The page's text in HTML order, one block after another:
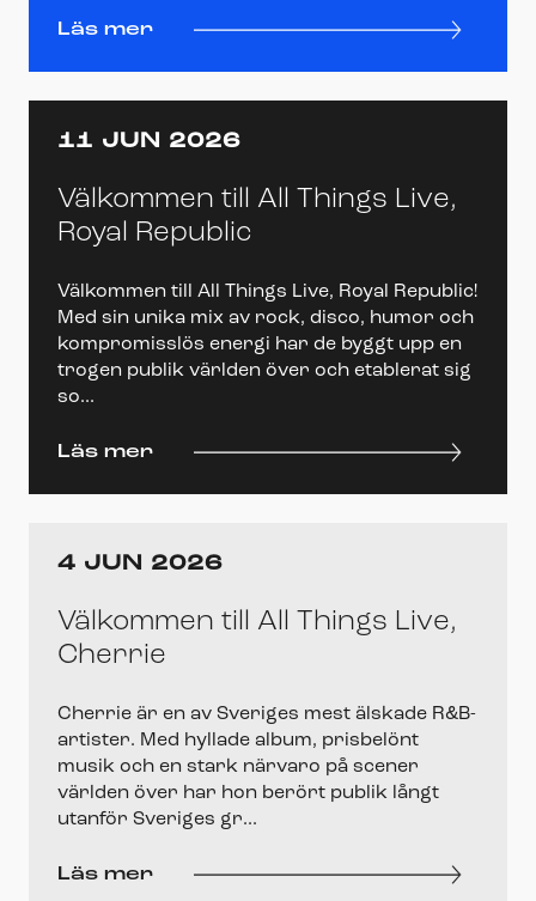
Läs mer
11 JUN 2026
Välkommen till All Things Live,
Royal Republic
Välkommen till All Things Live, Royal Republic!
Med sin unika mix av rock, disco, humor och
kompromisslös energi har de byggt upp en
trogen publik världen över och etablerat sig
so...
Läs mer
4 JUN 2026
Välkommen till All Things Live,
Cherrie
Cherrie är en av Sveriges mest älskade R&B-
artister. Med hyllade album, prisbelönt
musik och en stark närvaro på scener
världen över har hon berört publik långt
utanför Sveriges gr...
Läs mer